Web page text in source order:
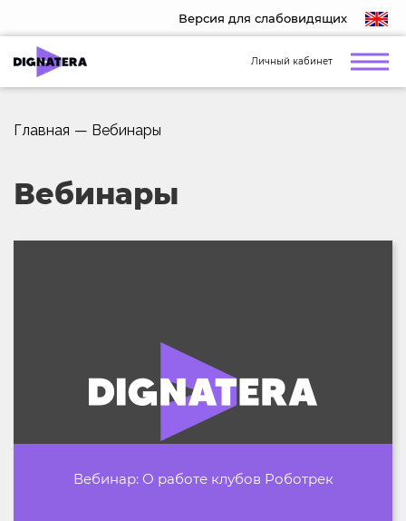
Версия для слабовидящих
Личный кабинет
Главная — Вебинары
Вебинары
Вебинар: О работе клубов Роботрек